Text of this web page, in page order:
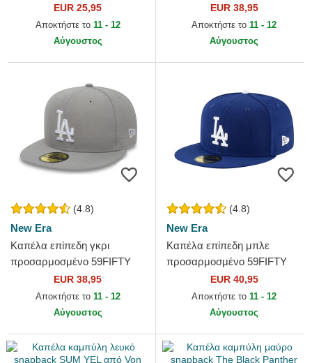
League Essential από New
York Yankees MLB από New
EUR 25,95
Αποκτήστε το 11 - 12
Αύγουστος
Essential από New York
Yankees MLB από New Era
EUR 38,95
Αποκτήστε το 11 - 12
Αύγουστος
(4.8)
New Era
Καπέλα επίπεδη γκρι
προσαρμοσμένο 59FIFTY
Essential από Los Angeles
Dodgers MLB από New Era
EUR 38,95
Αποκτήστε το 11 - 12
Αύγουστος
(4.8)
New Era
Καπέλα επίπεδη μπλε
προσαρμοσμένο 59FIFTY
Authentic On Field Game
από Los Angeles Dodgers
MLB από...
EUR 40,95
Αποκτήστε το 11 - 12
Αύγουστος